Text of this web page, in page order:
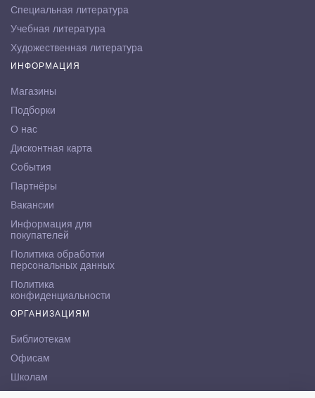
Специальная литература
Учебная литература
Художественная литература
ИНФОРМАЦИЯ
Магазины
Подборки
О нас
Дисконтная карта
События
Партнёры
Вакансии
Информация для
покупателей
Политика обработки
персональных данных
Политика
конфиденциальности
ОРГАНИЗАЦИЯМ
Библиотекам
Офисам
Школам